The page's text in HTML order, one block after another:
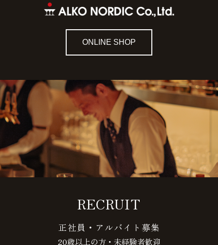
ONLINE SHOP
RECRUIT
正社員・アルバイト募集
20歳以上の方・未経験者歓迎